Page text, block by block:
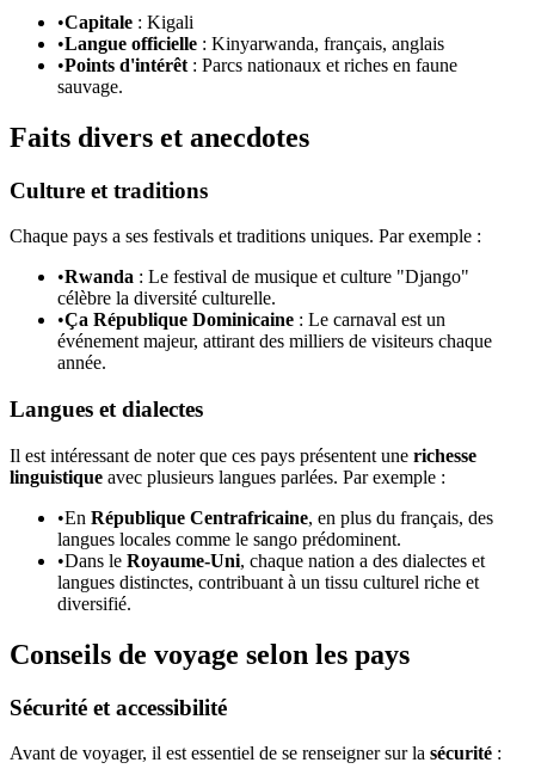
•Capitale : Kigali
•Langue officielle : Kinyarwanda, français, anglais
•Points d'intérêt : Parcs nationaux et riches en faune
sauvage.
Faits divers et anecdotes
Culture et traditions
Chaque pays a ses festivals et traditions uniques. Par exemple :
•Rwanda : Le festival de musique et culture "Django"
célèbre la diversité culturelle.
•Ça République Dominicaine : Le carnaval est un
événement majeur, attirant des milliers de visiteurs chaque
année.
Langues et dialectes
Il est intéressant de noter que ces pays présentent une richesse
linguistique avec plusieurs langues parlées. Par exemple :
•En République Centrafricaine, en plus du français, des
langues locales comme le sango prédominent.
•Dans le Royaume-Uni, chaque nation a des dialectes et
langues distinctes, contribuant à un tissu culturel riche et
diversifié.
Conseils de voyage selon les pays
Sécurité et accessibilité
Avant de voyager, il est essentiel de se renseigner sur la sécurité :